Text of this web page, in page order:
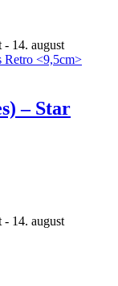
- 14. august
– Star
- 14. august